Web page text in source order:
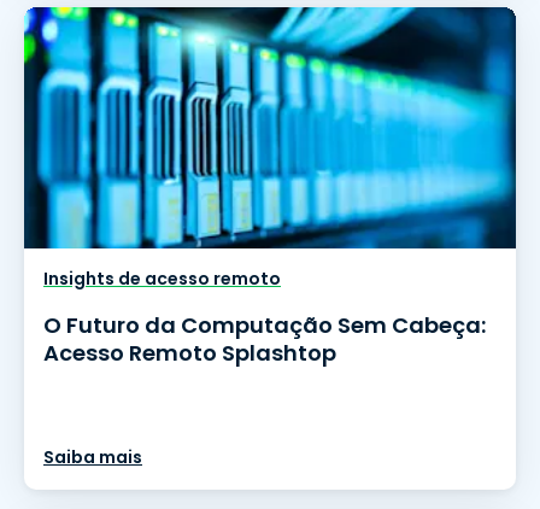
Insights de acesso remoto
O Futuro da Computação Sem Cabeça:
Acesso Remoto Splashtop
Saiba mais